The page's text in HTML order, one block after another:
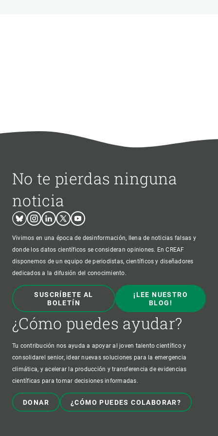
No te pierdas ninguna
noticia
BlueskyInstagram
LinkedinTwitterYoutube
Vivimos en una época de desinformación, llena de noticias falsas y
donde los datos científicos se consideran opiniones. En CREAF
disponemos de un equipo de periodistas, científicos y diseñadores
dedicados a la difusión del conocimiento.
SUSCRÍBETE AL
BOLETÍN
¡LEE NUESTRO
BLOG!
¿Cómo puedes ayudar?
Tu contribución nos ayuda a apoyar al joven talento científico y
consolidarel senior, idear nuevas soluciones para la emergencia
climática, y acelerar la producción y transferencia de evidencias
científicas para tomar decisiones informadas.
DONAR ¿CÓMO PUEDES COLABORAR?